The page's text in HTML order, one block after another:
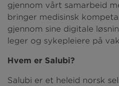
gjennom vårt samarbeid
bringer medisinsk
gjennom sine digitale
leger og sykepleiere på
Hvem er Salubi?
Salubi er et heleid norsk